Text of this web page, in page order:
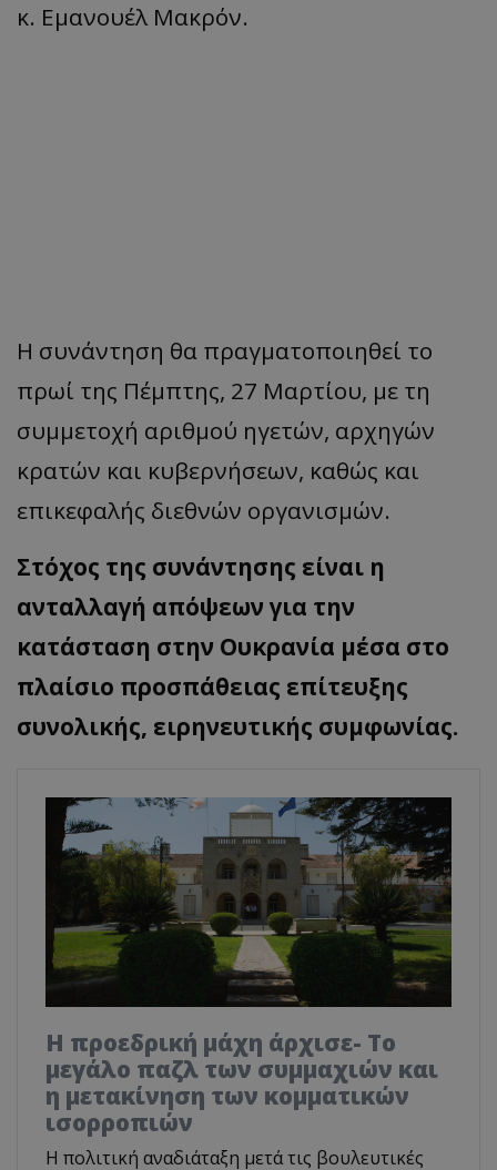
κ. Εμανουέλ Μακρόν.
Η συνάντηση θα πραγματοποιηθεί το
πρωί της Πέμπτης, 27 Μαρτίου, με τη
συμμετοχή αριθμού ηγετών, αρχηγών
κρατών και κυβερνήσεων, καθώς και
επικεφαλής διεθνών οργανισμών.
Στόχος της συνάντησης είναι η
ανταλλαγή απόψεων για την
κατάσταση στην Ουκρανία μέσα στο
πλαίσιο προσπάθειας επίτευξης
συνολικής, ειρηνευτικής συμφωνίας.
Η προεδρική μάχη άρχισε- Το
μεγάλο παζλ των συμμαχιών και
η μετακίνηση των κομματικών
ισορροπιών
Η πολιτική αναδιάταξη μετά τις βουλευτικές